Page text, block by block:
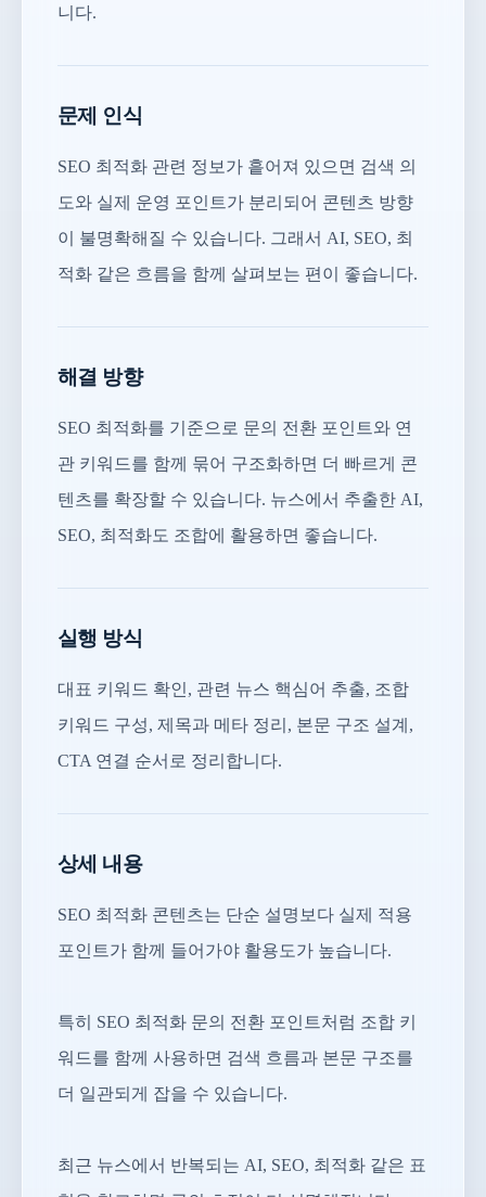
니다.
문제 인식
SEO 최적화 관련 정보가 흩어져 있으면 검색 의
도와 실제 운영 포인트가 분리되어 콘텐츠 방향
이 불명확해질 수 있습니다. 그래서 AI, SEO, 최
적화 같은 흐름을 함께 살펴보는 편이 좋습니다.
해결 방향
SEO 최적화를 기준으로 문의 전환 포인트와 연
관 키워드를 함께 묶어 구조화하면 더 빠르게 콘
텐츠를 확장할 수 있습니다. 뉴스에서 추출한 AI,
SEO, 최적화도 조합에 활용하면 좋습니다.
실행 방식
대표 키워드 확인, 관련 뉴스 핵심어 추출, 조합
키워드 구성, 제목과 메타 정리, 본문 구조 설계,
CTA 연결 순서로 정리합니다.
상세 내용
SEO 최적화 콘텐츠는 단순 설명보다 실제 적용
포인트가 함께 들어가야 활용도가 높습니다.
특히 SEO 최적화 문의 전환 포인트처럼 조합 키
워드를 함께 사용하면 검색 흐름과 본문 구조를
더 일관되게 잡을 수 있습니다.
최근 뉴스에서 반복되는 AI, SEO, 최적화 같은 표